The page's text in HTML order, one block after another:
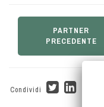
PARTNER
PRECEDENTE
Condividi